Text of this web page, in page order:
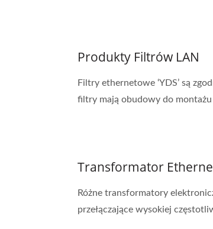
Produkty Filtrów LAN
Filtry ethernetowe ‘YDS’ są
filtry mają obudowy do montażu
Transformator
Różne transformatory
przełączające wysokiej